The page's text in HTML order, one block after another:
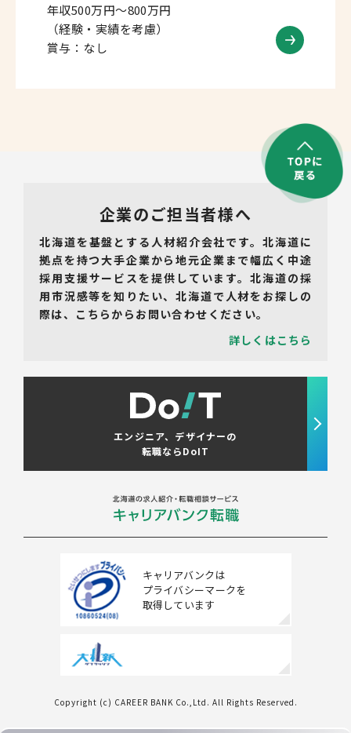
年収500万円～800万円
（経験・実績を考慮）
賞与：なし
企業のご担当者様へ
北海道を基盤とする人材紹介会社です。北海道に
拠点を持つ大手企業から地元企業まで幅広く中途
採用支援サービスを提供しています。北海道の採
用市況感等を知りたい、北海道で人材をお探しの
際は、こちらからお問い合わせください。
詳しくはこちら
エンジニア、デザイナーの
転職ならDoIT
キャリアバンクは
プライバシーマークを
取得しています
Copyright (c) CAREER BANK Co.,Ltd. All Rights Reserved.